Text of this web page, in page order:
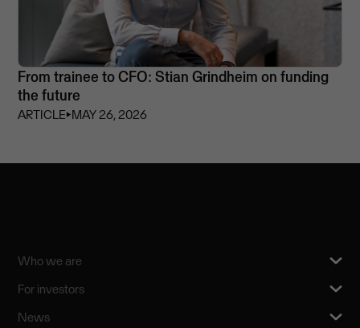
From trainee to CFO: Stian Grindheim on funding
the future
ARTICLE⏵MAY 26, 2026
Who we are
For investors
News